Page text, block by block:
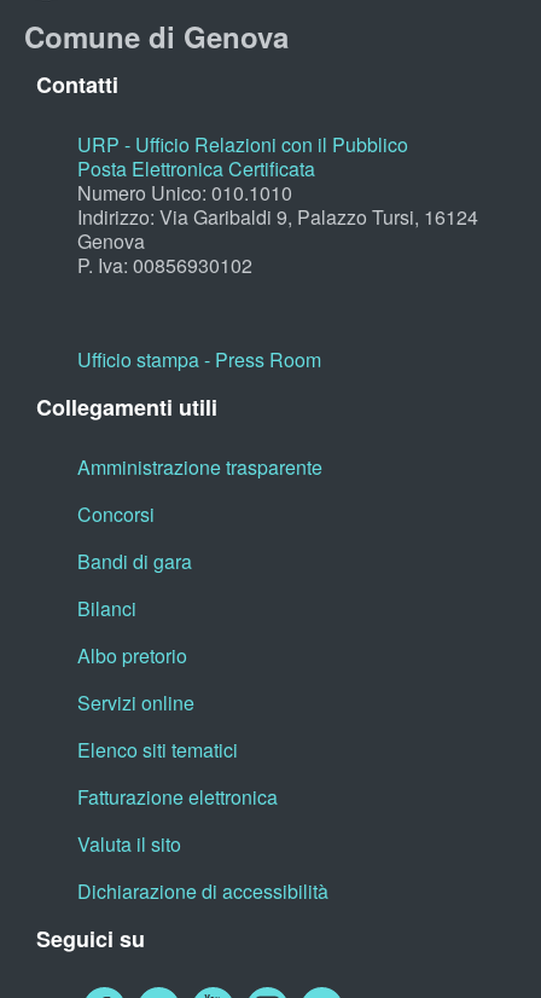
Comune di Genova
Contatti
URP - Ufficio Relazioni con il Pubblico
Posta Elettronica Certificata
Numero Unico: 010.1010
Indirizzo: Via Garibaldi 9, Palazzo Tursi, 16124
Genova
P. Iva: 00856930102
Ufficio stampa - Press Room
Collegamenti utili
Amministrazione trasparente
Concorsi
Bandi di gara
Bilanci
Albo pretorio
Servizi online
Elenco siti tematici
Fatturazione elettronica
Valuta il sito
Dichiarazione di accessibilità
Seguici su